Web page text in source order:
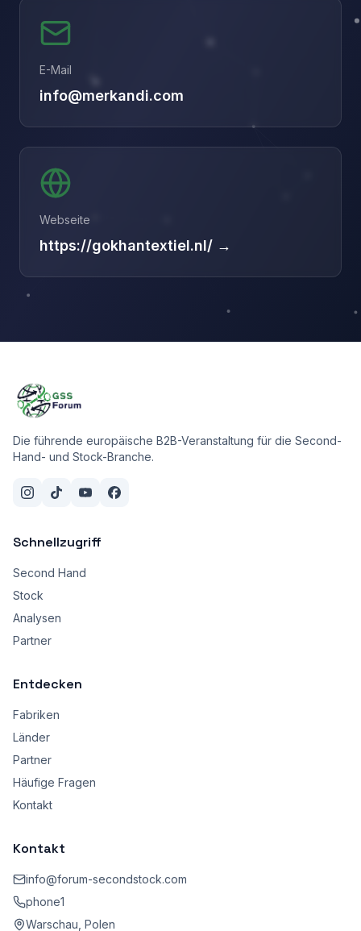
E-Mail
info@merkandi.com
Webseite
https://gokhantextiel.nl/ →
Die führende europäische B2B-Veranstaltung für die Second-
Hand- und Stock-Branche.
Schnellzugriff
Second Hand
Stock
Analysen
Partner
Entdecken
Fabriken
Länder
Partner
Häufige Fragen
Kontakt
Kontakt
info@forum-secondstock.com
phone1
Warschau, Polen